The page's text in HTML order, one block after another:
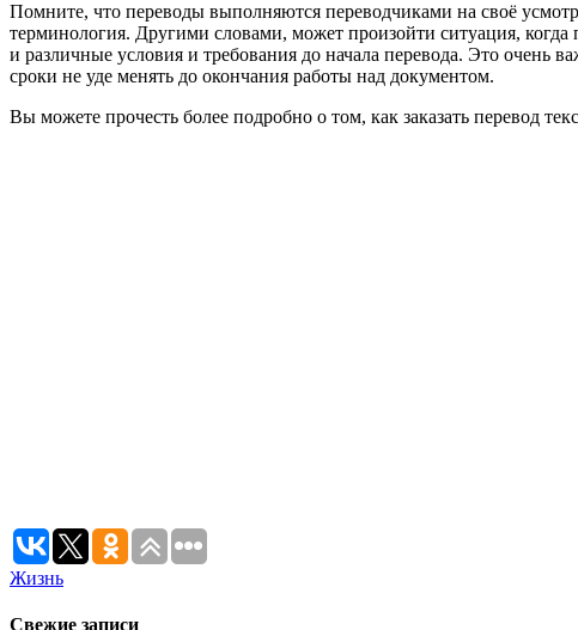
Помните, что переводы выполняются переводчиками на своё
терминология. Другими словами, может произойти ситуация,
и различные условия и требования до начала перевода. Это очень
сроки не уде менять до окончания работы над документом.
Вы можете прочесть более подробно о том, как заказать перевод
Жизнь
Свежие записи